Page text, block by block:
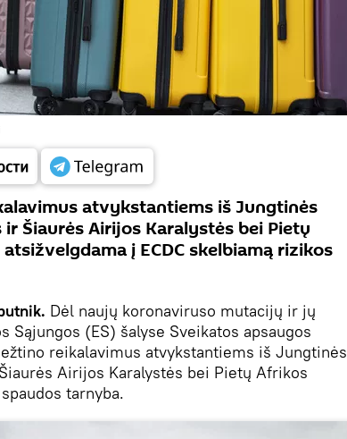
atvykstantiems iš Jungtinės
Šiaurės Airijos Karalystės bei Pietų
į ECDC skelbiamą rizikos
Dėl naujų koronaviruso mutacijų ir jų
Sąjungos (ES) šalyse Sveikatos apsaugos
reikalavimus atvykstantiems iš Jungtinės
Airijos Karalystės bei Pietų Afrikos
tarnyba.